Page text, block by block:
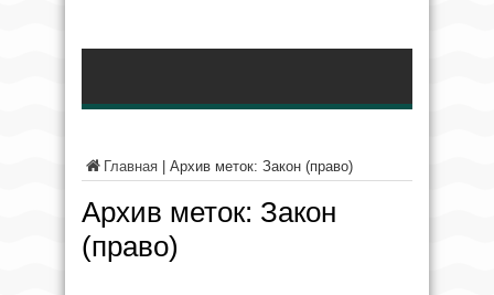
Главная Архив меток: Закон (право)
Архив меток: Закон
(право)